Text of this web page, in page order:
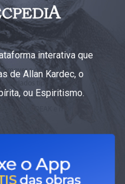
interativa que
de Allan Kardec, o
ou Espiritismo.